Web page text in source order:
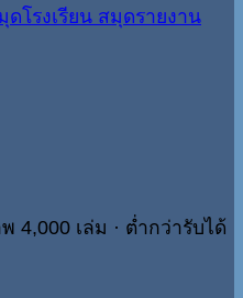
ดโรงเรียน สมุดรายงาน
4,000 เล่ม · ต่ำกว่ารับได้